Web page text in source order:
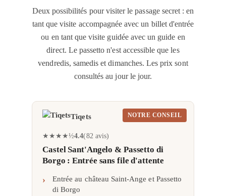
Deux possibilités pour visiter le passage secret : en
tant que visite accompagnée avec un billet d'entrée
ou en tant que visite guidée avec un guide en
direct. Le passetto n'est accessible que les
vendredis, samedis et dimanches. Les prix sont
consultés au jour le jour.
NOTRE CONSEIL
Tiqets
★★★★½4.4 82 avis
Castel Sant'Angelo & Passetto di
Borgo : Entrée sans file d'attente
Entrée au château Saint-Ange et Passetto
di Borgo